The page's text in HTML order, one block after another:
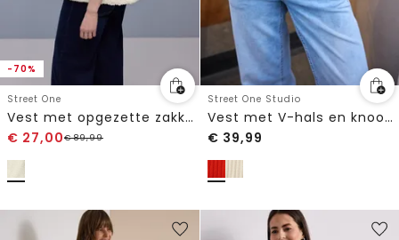
-70%
Street One
Vest met opgezette zakken
€ 27,00€89,99
Street One Studio
Vest met V-hals en knoopsluiting
€ 39,99